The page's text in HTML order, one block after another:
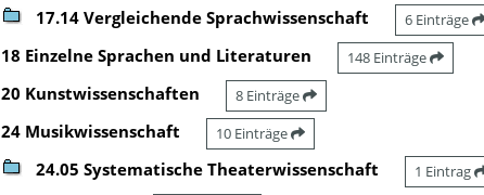
17.14 Vergleichende Sprachwissenschaft 6 Einträge
18 Einzelne Sprachen und Literaturen 148 Einträge
20 Kunstwissenschaften 8 Einträge
24 Musikwissenschaft 10 Einträge
24.05 Systematische Theaterwissenschaft 1 Eintrag